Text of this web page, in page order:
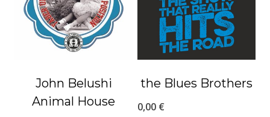
John Belushi
Animal House
the Blues Brothers
0,00 €